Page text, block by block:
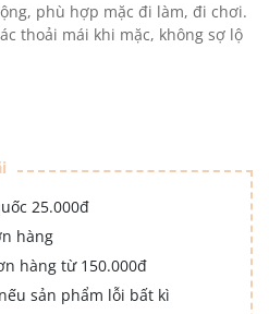
phù hợp mặc đi làm, đi chơi.
thoải mái khi mặc, không sợ lộ
25.000đ
hàng
hàng từ 150.000đ
sản phẩm lỗi bất kì